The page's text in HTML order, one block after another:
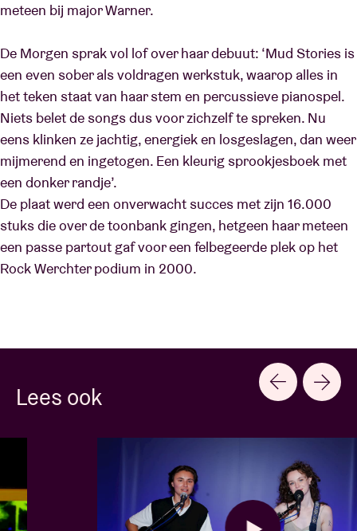
meteen bij major Warner.
De Morgen sprak vol lof over haar debuut: ‘Mud Stories is
een even sober als voldragen werkstuk, waarop alles in
het teken staat van haar stem en percussieve pianospel.
Niets belet de songs dus voor zichzelf te spreken. Nu
eens klinken ze jachtig, energiek en losgeslagen, dan weer
mijmerend en ingetogen. Een kleurig sprookjesboek met
een donker randje’.
De plaat werd een onverwacht succes met zijn 16.000
stuks die over de toonbank gingen, hetgeen haar meteen
een passe partout gaf voor een felbegeerde plek op het
Rock Werchter podium in 2000.
Lees ook